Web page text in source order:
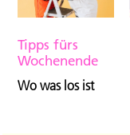
Tipps fürs
Wochenende
Wo was los ist